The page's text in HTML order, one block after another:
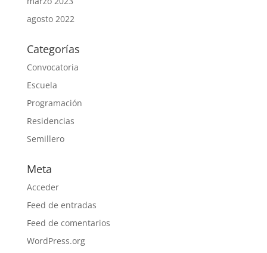
agosto 2022
Categorías
Convocatoria
Escuela
Programación
Residencias
Semillero
Meta
Acceder
Feed de entradas
Feed de comentarios
WordPress.org